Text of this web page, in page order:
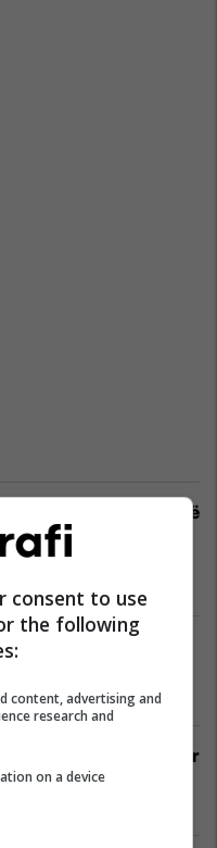
Kosova të marrë
së në të
i Arbrit shtrihej deri
i lajmeve të mira për
consent to use
the following
content, advertising and
research and
on a device